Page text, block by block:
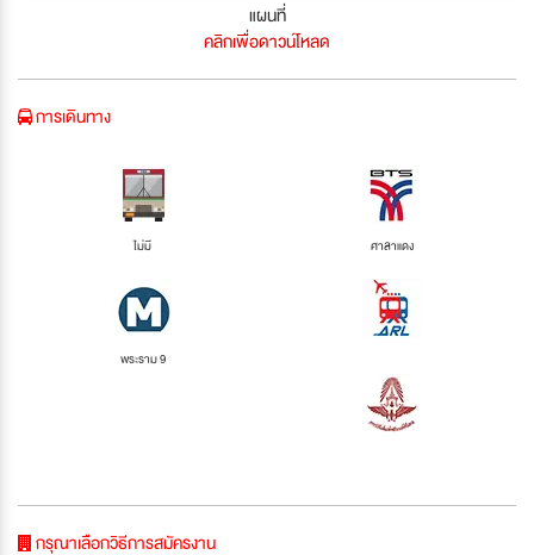
แผนที่
คลิกเพื่อดาวน์โหลด
การเดินทาง
ไม่มี ศาลาแดง
พระราม 9
กรุณาเลือกวิธีการสมัครงาน